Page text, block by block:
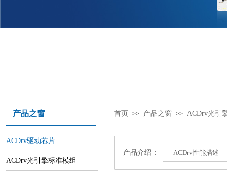
产品之窗 首页 >> 产品之窗 >> ACDrv光引
ACDrv驱动芯片
ACDrv光引擎标准模组
产品介绍： ACDrv性能描述